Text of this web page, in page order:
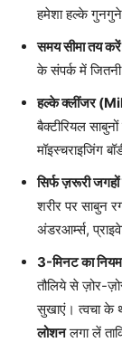
हमेशा हल्के गुनगुने
समय सीमा तय
के संपर्क में जितनी
हल्के क्लींजर
बैक्टीरियल
मॉइस्चराइजिंग
सिर्फ ज़रूरी
शरीर पर साबुन
अंडरआर्म्स,
3-मिनट का
तौलिये से ज़ोर-
सुखाएं। त्वचा के
लोशनलगा लें